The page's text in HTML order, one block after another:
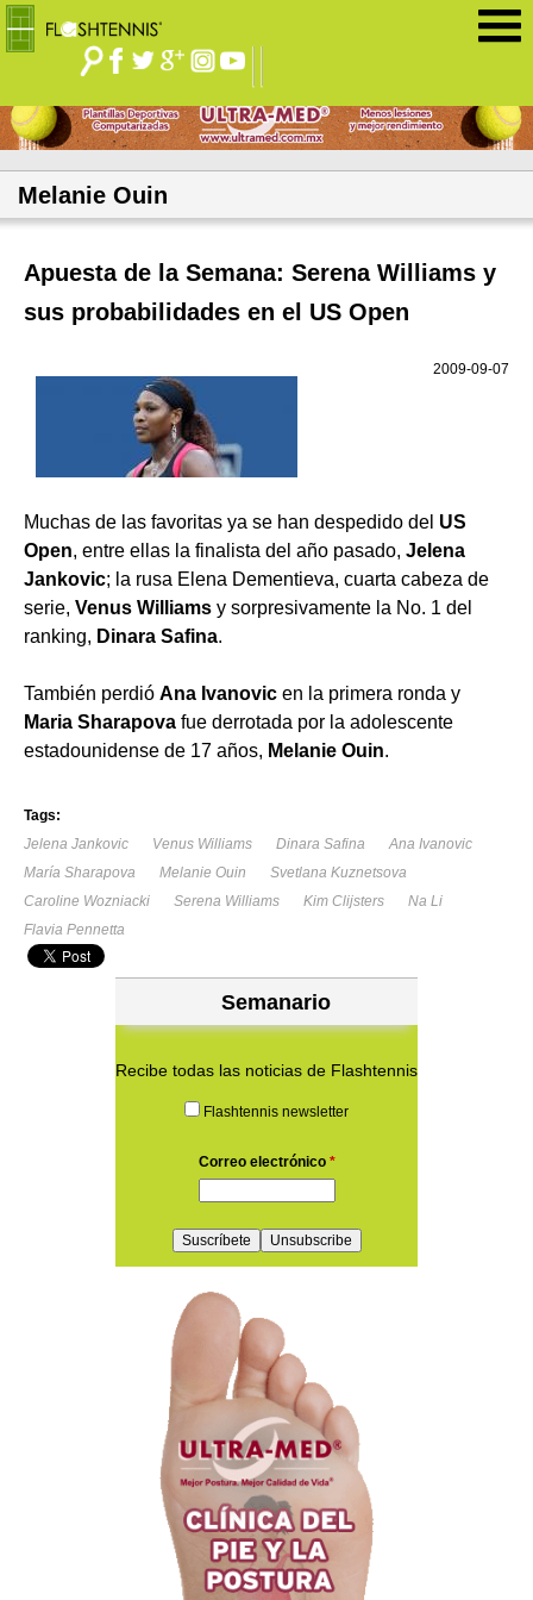
Melanie Ouin
Apuesta de la Semana: Serena Williams y
sus probabilidades en el US Open
2009-09-07
Muchas de las favoritas ya se han despedido del US
Open, entre ellas la finalista del año pasado, Jelena
Jankovic; la rusa Elena Dementieva, cuarta cabeza de
serie, Venus Williams y sorpresivamente la No. 1 del
ranking, Dinara Safina.
También perdió Ana Ivanovic en la primera ronda y
Maria Sharapova fue derrotada por la adolescente
estadounidense de 17 años, Melanie Ouin.
Tags:
Jelena Jankovic
Venus Williams Dinara Safina
Ana Ivanovic
María Sharapova
Melanie Ouin
Svetlana Kuznetsova
Caroline Wozniacki
Serena Williams Kim Clijsters
Na Li
Flavia Pennetta
Semanario
Recibe todas las noticias de Flashtennis
Flashtennis newsletter
Correo electrónico *